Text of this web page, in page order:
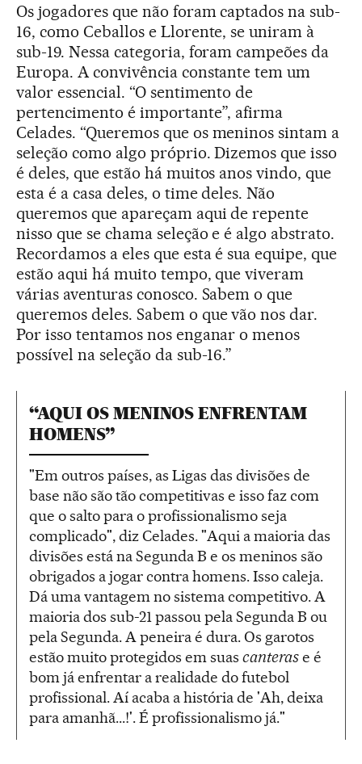
Os jogadores que não foram captados na sub-
16, como Ceballos e Llorente, se uniram à
sub-19. Nessa categoria, foram campeões da
Europa. A convivência constante tem um
valor essencial. “O sentimento de
pertencimento é importante”, afirma
Celades. “Queremos que os meninos sintam a
seleção como algo próprio. Dizemos que isso
é deles, que estão há muitos anos vindo, que
esta é a casa deles, o time deles. Não
queremos que apareçam aqui de repente
nisso que se chama seleção e é algo abstrato.
Recordamos a eles que esta é sua equipe, que
estão aqui há muito tempo, que viveram
várias aventuras conosco. Sabem o que
queremos deles. Sabem o que vão nos dar.
Por isso tentamos nos enganar o menos
possível na seleção da sub-16.”
“AQUI OS MENINOS ENFRENTAM
HOMENS”
"Em outros países, as Ligas das divisões de
base não são tão competitivas e isso faz com
que o salto para o profissionalismo seja
complicado", diz Celades. "Aqui a maioria das
divisões está na Segunda B e os meninos são
obrigados a jogar contra homens. Isso caleja.
Dá uma vantagem no sistema competitivo. A
maioria dos sub-21 passou pela Segunda B ou
pela Segunda. A peneira é dura. Os garotos
estão muito protegidos em suas canterase é
bom já enfrentar a realidade do futebol
profissional. Aí acaba a história de 'Ah, deixa
para amanhã...!'. É profissionalismo já."